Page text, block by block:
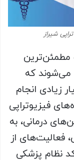
شیراز
مطمئن‌ترین
می‌شوند که
زیادی انجام
فیزیوتراپی
درمانی، به
فعالیت‌های از
نظام پزشکی